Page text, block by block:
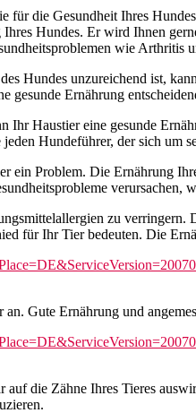
die Gesundheit Ihres
Hundes. Er wird Ihnen
wie Arthritis
Hundes unzureichend ist,
gesunde Ernährung
Haustier eine gesunde
Hundeführer, der sich
Problem. Die Ernährung
verursachen,
zu
für Ihr Tier bedeuten. Die
Gute Ernährung und
die Zähne Ihres Tieres